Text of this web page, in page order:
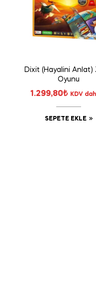
Dixit (Hayalini Anlat)
Oyunu
1.299,80₺ KDV
SEPETE EKLE